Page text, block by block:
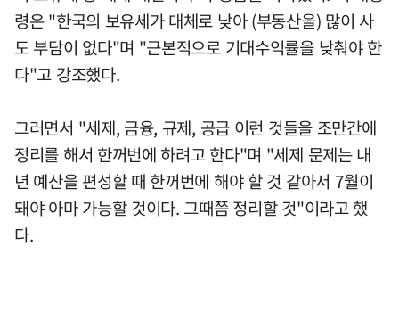
령은 "한국의 보유세가 대체로 낮아 (부동산을) 많이 사
도 부담이 없다"며 "근본적으로 기대수익률을 낮춰야 한
다"고 강조했다.
그러면서 "세제, 금융, 규제, 공급 이런 것들을 조만간에
정리를 해서 한꺼번에 하려고 한다"며 "세제 문제는 내
년 예산을 편성할 때 한꺼번에 해야 할 것 같아서 7월이
돼야 아마 가능할 것이다. 그때쯤 정리할 것"이라고 했
다.